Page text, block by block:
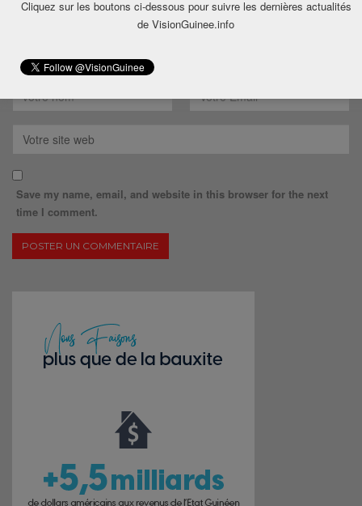
Save my name, email, and website in this browser for the next
time I comment.
Cliquez sur les boutons ci-dessous pour suivre les dernières actualités
de VisionGuinee.info